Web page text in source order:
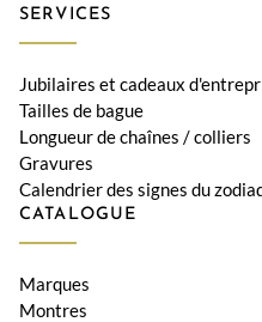
SERVICES
Jubilaires et cadeaux
Tailles de bague
Longueur de chaînes / colliers
Gravures
Calendrier des signes du
CATALOGUE
Marques
Montres